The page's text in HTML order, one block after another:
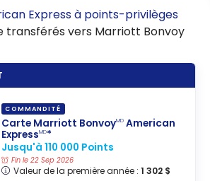
Express à points-privilèges
transférés vers Marriott Bonvoy
COMMANDITÉ
Carte Marriott BonvoyMD American
ExpressMD*
Jusqu'à 110 000 Points
Fin le 22 Sep 2026
Valeur de la première année : 1 302 $